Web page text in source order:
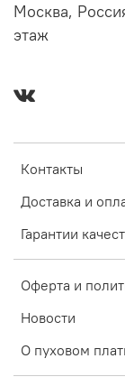
Контакты
Доставка и
Гарантии
Оферта и
Новости
О пуховом
Москва,
этаж